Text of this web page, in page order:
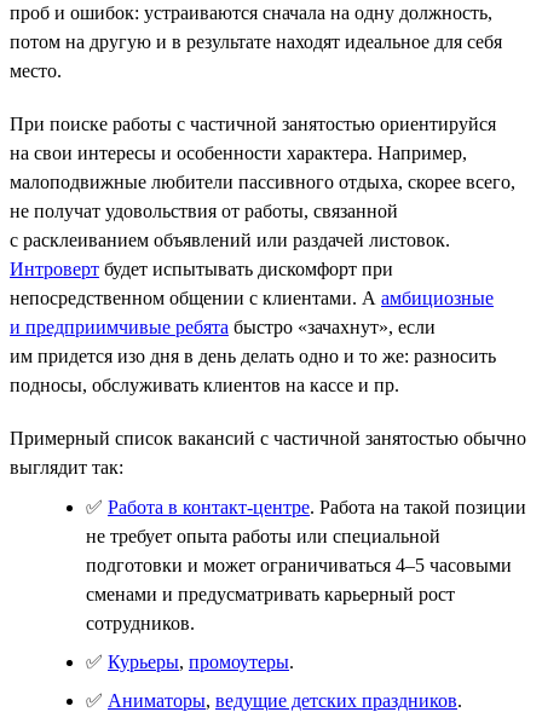
проб и ошибок: устраиваются сначала на одну должность,
потом на другую и в результате находят идеальное для себя
место.
При поиске работы с частичной занятостью ориентируйся
на свои интересы и особенности характера. Например,
малоподвижные любители пассивного отдыха, скорее всего,
не получат удовольствия от работы, связанной
с расклеиванием объявлений или раздачей листовок.
Интроверт будет испытывать дискомфорт при
непосредственном общении с клиентами. А амбициозные
и предприимчивые ребята быстро «зачахнут», если
им придется изо дня в день делать одно и то же: разносить
подносы, обслуживать клиентов на кассе и пр.
Примерный список вакансий с частичной занятостью обычно
выглядит так:
✅ Работа в контакт-центре. Работа на такой позиции
не требует опыта работы или специальной
подготовки и может ограничиваться 4–5 часовыми
сменами и предусматривать карьерный рост
сотрудников.
✅ Курьеры, промоутеры.
✅ Аниматоры, ведущие детских праздников.